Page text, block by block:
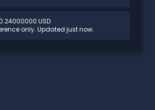
USD
only. Updated just now.